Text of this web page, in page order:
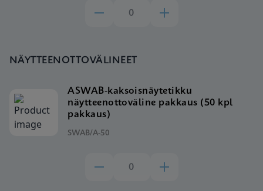
NÄYTTEENOTTOVÄLINEET
ASWAB-kaksoisnäytetikku
näytteenottoväline pakkaus (50 kpl
pakkaus)
SWAB/A-50